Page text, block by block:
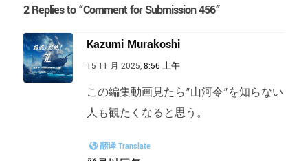
2 Replies to “Comment for Submission 456”
Kazumi Murakoshi
15 11 月 2025,8:56 上午
この編集動画見たら”山河令”を知らない
人も観たくなると思う。
翻译 Translate